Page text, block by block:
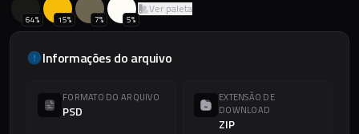
64% 15% 7% 5%
Ver paleta
Informações do arquivo
FORMATO DO ARQUIVO
PSD
EXTENSÃO DE
DOWNLOAD
ZIP